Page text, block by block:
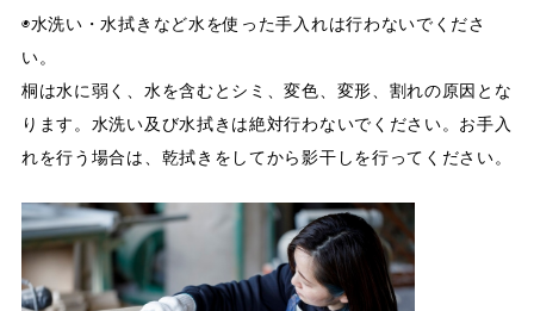
◉水洗い・水拭きなど水を使った手入れは行わないでくださ
い。
桐は水に弱く、水を含むとシミ、変色、変形、割れの原因とな
ります。水洗い及び水拭きは絶対行わないでください。お手入
れを行う場合は、乾拭きをしてから影干しを行ってください。